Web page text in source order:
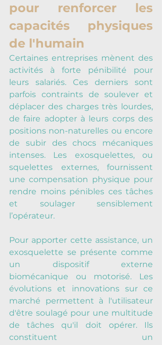
pour renforcer les
capacités physiques
de l'humain
Certaines entreprises mènent des
activités à forte pénibilité pour
leurs salariés. Ces derniers sont
parfois contraints de soulever et
déplacer des charges très lourdes,
de faire adopter à leurs corps des
positions non-naturelles ou encore
de subir des chocs mécaniques
intenses. Les exosquelettes, ou
squelettes externes, fournissent
une compensation physique pour
rendre moins pénibles ces tâches
et soulager sensiblement
l’opérateur.
Pour apporter cette assistance, un
exosquelette se présente comme
un dispositif externe
biomécanique ou motorisé. Les
évolutions et innovations sur ce
marché permettent à l'utilisateur
d'être soulagé pour une multitude
de tâches qu'il doit opérer. Ils
constituent un